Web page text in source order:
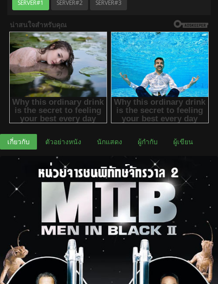
SERVER#1 SERVER#2 SERVER#3
เกี่ยวกับ ตัวอย่างหนัง นักแสดง ผู้กำกับ ผู้เขียน